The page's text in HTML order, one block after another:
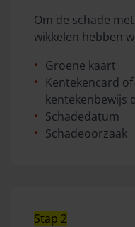
Om de schade
wikkelen hebben
Groene kaart
Kentekencard
kentekenbewijs
Schadedatum
Schadeoorzaak
Stap 2